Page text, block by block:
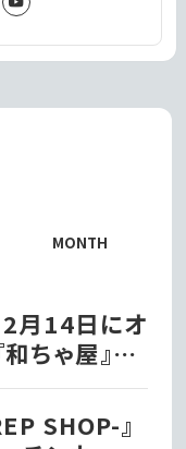
MONTH
月14日にオ
ちゃ屋』で
汁セットを
た!!
SHOP-』